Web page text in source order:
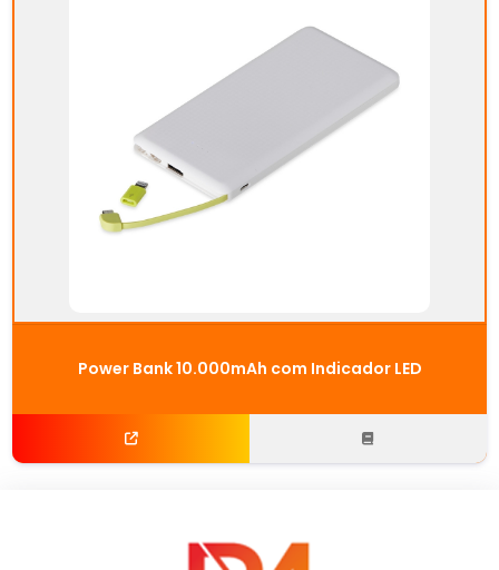
Power Bank 10.000mAh com Indicador LED